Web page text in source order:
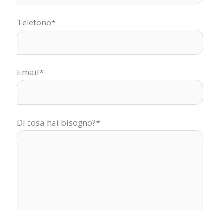
Telefono*
Email*
Di cosa hai bisogno?*